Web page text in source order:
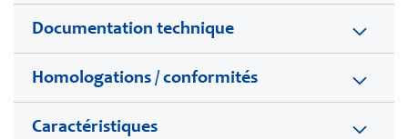
Documentation technique
Homologations / conformités
Caractéristiques